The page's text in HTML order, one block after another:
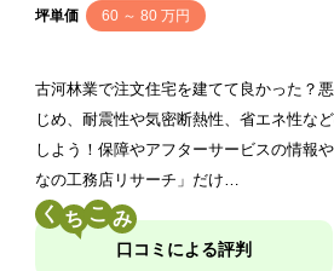
坪単価 60 ～ 80 万円
古河林業で注文住宅を建てて良かった？
じめ、耐震性や気密断熱性、省エネ性な
しよう！保障やアフターサービスの情報
なの工務店リサーチ」だけ…
く こ
口コミによる評判